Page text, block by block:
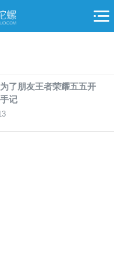
了朋友王者荣耀五五开
记